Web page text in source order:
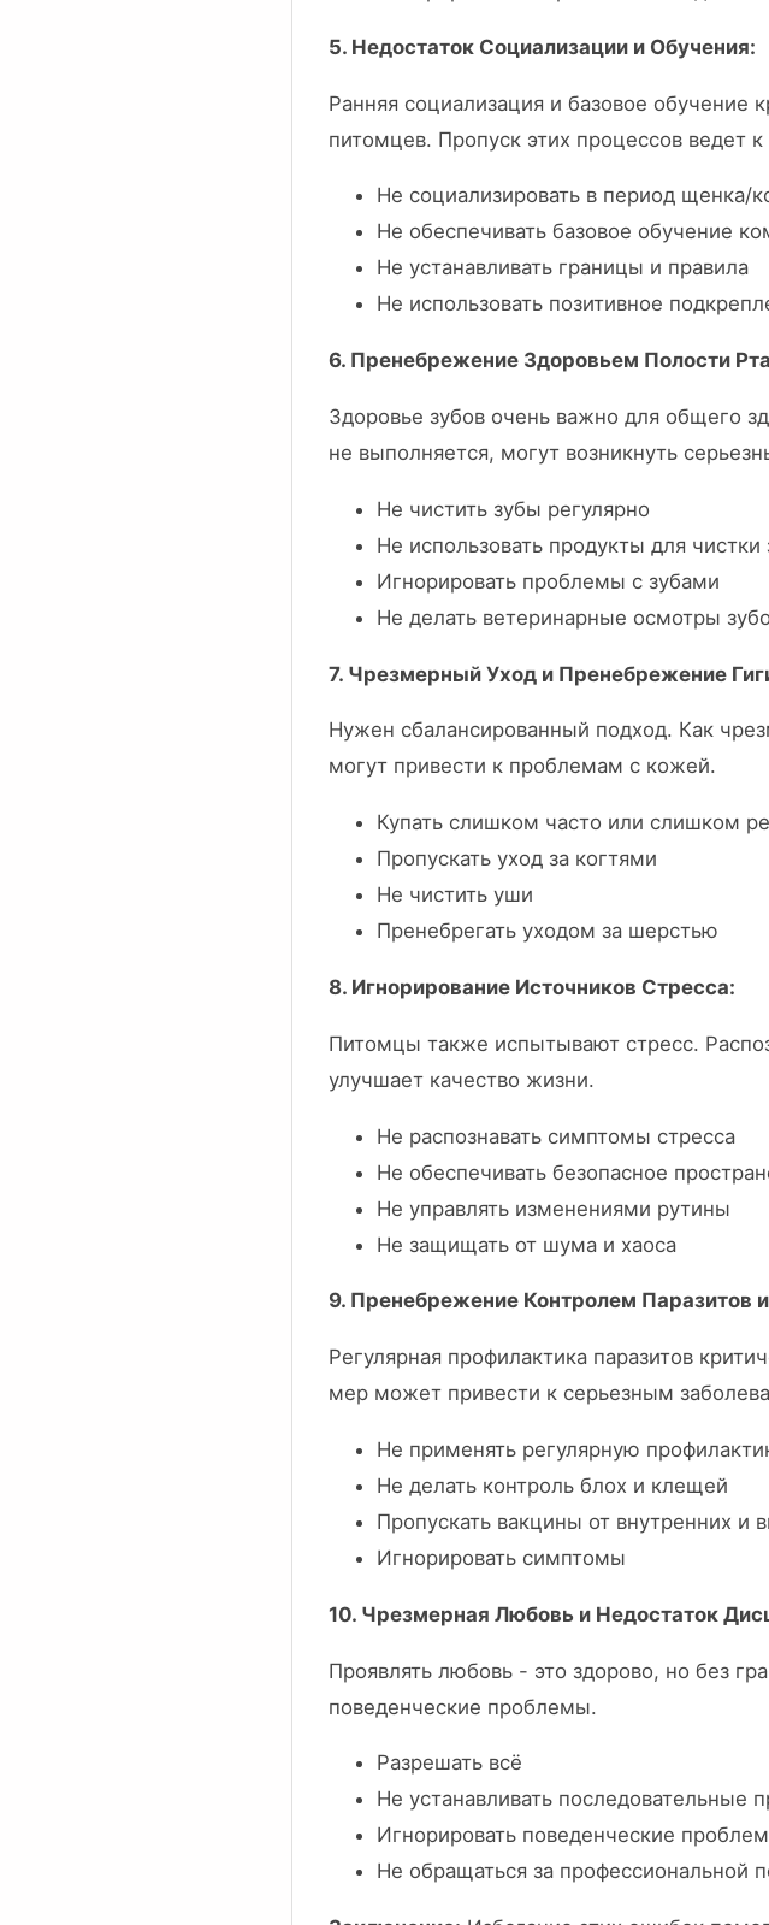
5. Недостаток Социализации и Обучения:
Ранняя социализация и базовое обучение
питомцев. Пропуск этих процессов ведет
Не социализировать в период щенка/
Не обеспечивать базовое обучение
Не устанавливать границы и правила
Не использовать позитивное
6. Пренебрежение Здоровьем Полости
Здоровье зубов очень важно для общего
не выполняется, могут возникнуть
Не чистить зубы регулярно
Не использовать продукты для чистки
Игнорировать проблемы с зубами
Не делать ветеринарные осмотры
7. Чрезмерный Уход и Пренебрежение
Нужен сбалансированный подход. Как
могут привести к проблемам с кожей.
Купать слишком часто или слишком
Пропускать уход за когтями
Не чистить уши
Пренебрегать уходом за шерстью
8. Игнорирование Источников Стресса:
Питомцы также испытывают стресс.
улучшает качество жизни.
Не распознавать симптомы стресса
Не обеспечивать безопасное
Не управлять изменениями рутины
Не защищать от шума и хаоса
9. Пренебрежение Контролем Паразитов
Регулярная профилактика паразитов
мер может привести к серьезным
Не применять регулярную
Не делать контроль блох и клещей
Пропускать вакцины от внутренних и
Игнорировать симптомы
10. Чрезмерная Любовь и Недостаток
Проявлять любовь - это здорово, но без
поведенческие проблемы.
Разрешать всё
Не устанавливать последовательные
Игнорировать поведенческие
Не обращаться за профессиональной